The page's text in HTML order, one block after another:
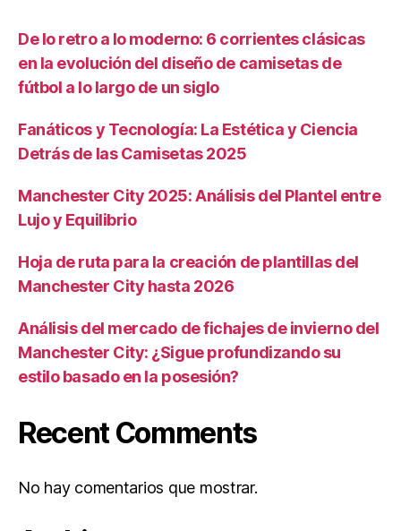
De lo retro a lo moderno: 6 corrientes clásicas
en la evolución del diseño de camisetas de
fútbol a lo largo de un siglo
Fanáticos y Tecnología: La Estética y Ciencia
Detrás de las Camisetas 2025
Manchester City 2025: Análisis del Plantel entre
Lujo y Equilibrio
Hoja de ruta para la creación de plantillas del
Manchester City hasta 2026
Análisis del mercado de fichajes de invierno del
Manchester City: ¿Sigue profundizando su
estilo basado en la posesión?
Recent Comments
No hay comentarios que mostrar.